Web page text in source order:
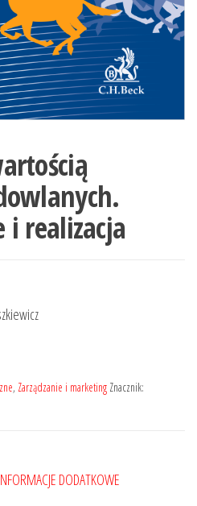
realizacja
, Zarządzanie i marketing Znacznik:
DODATKOWE